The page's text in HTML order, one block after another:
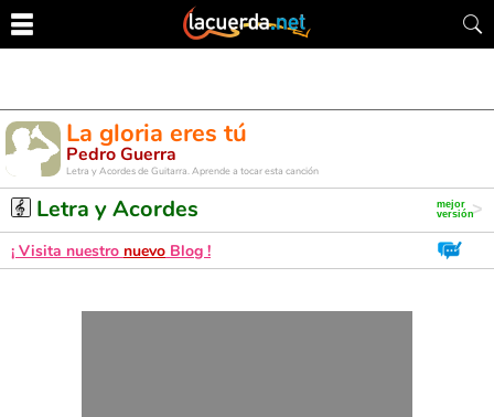
La gloria eres tú
Pedro Guerra
Letra y Acordes de Guitarra. Aprende a tocar esta canción
Letra y Acordes
¡ Visita nuestro nuevo Blog !